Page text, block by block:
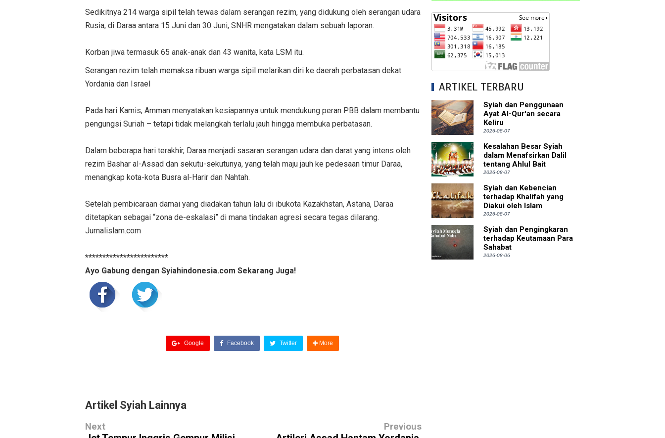
Sedikitnya 214 warga sipil telah tewas dalam serangan rezim, yang didukung oleh serangan udara
Rusia, di Daraa antara 15 Juni dan 30 Juni, SNHR mengatakan dalam sebuah laporan.
Korban jiwa termasuk 65 anak-anak dan 43 wanita, kata LSM itu.
Serangan rezim telah memaksa ribuan warga sipil melarikan diri ke daerah perbatasan dekat
Yordania dan Israel
Pada hari Kamis, Amman menyatakan kesiapannya untuk mendukung peran PBB dalam membantu
pengungsi Suriah – tetapi tidak melangkah terlalu jauh hingga membuka perbatasan.
Dalam beberapa hari terakhir, Daraa menjadi sasaran serangan udara dan darat yang intens oleh
rezim Bashar al-Assad dan sekutu-sekutunya, yang telah maju jauh ke pedesaan timur Daraa,
menangkap kota-kota Busra al-Harir dan Nahtah.
Setelah pembicaraan damai yang diadakan tahun lalu di ibukota Kazakhstan, Astana, Daraa
ditetapkan sebagai “zona de-eskalasi” di mana tindakan agresi secara tegas dilarang.
Jurnalislam.com
************************
Ayo Gabung dengan Syiahindonesia.com Sekarang Juga!
Google Facebook Twitter More
Artikel Syiah Lainnya
Next Previous
ARTIKEL TERBARU
Syiah dan Penggunaan
Ayat Al-Qur'an secara
Keliru
2026-08-07
Kesalahan Besar Syiah
dalam Menafsirkan Dalil
tentang Ahlul Bait
2026-08-07
Syiah dan Kebencian
terhadap Khalifah yang
Diakui oleh Islam
2026-08-07
Syiah dan Pengingkaran
terhadap Keutamaan Para
Sahabat
2026-08-06